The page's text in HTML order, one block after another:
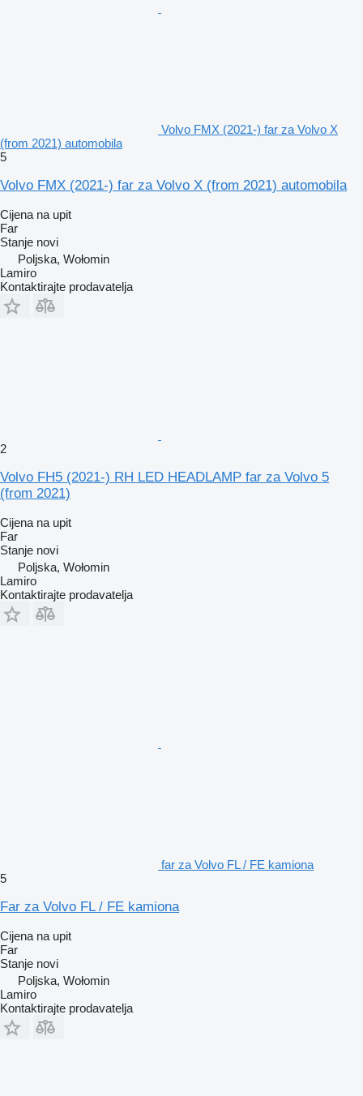
Volvo FMX (2021-) far za Volvo X
(from 2021) automobila
5
Volvo FMX (2021-) far za Volvo X (from 2021) automobila
Cijena na upit
Far
Stanje novi
Poljska, Wołomin
Lamiro
Kontaktirajte prodavatelja
2
Volvo FH5 (2021-) RH LED HEADLAMP far za Volvo 5
(from 2021)
Cijena na upit
Far
Stanje novi
Poljska, Wołomin
Lamiro
Kontaktirajte prodavatelja
far za Volvo FL / FE kamiona
5
Far za Volvo FL / FE kamiona
Cijena na upit
Far
Stanje novi
Poljska, Wołomin
Lamiro
Kontaktirajte prodavatelja